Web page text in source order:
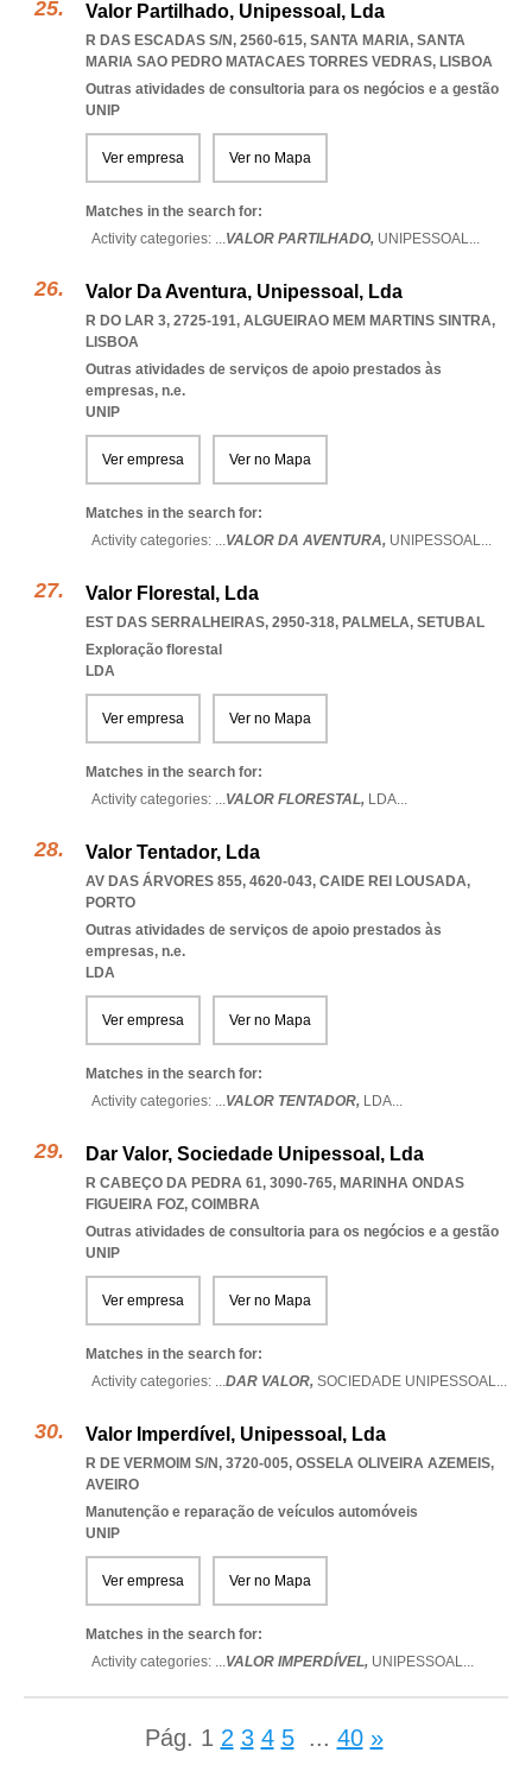
Valor Partilhado, Unipessoal, Lda
R DAS ESCADAS S/N, 2560-615, SANTA MARIA, SANTA
MARIA SAO PEDRO MATACAES TORRES VEDRAS, LISBOA
Outras atividades de consultoria para os negócios e a gestão
UNIP
Ver empresa Ver no Mapa
Matches in the search for:
Activity categories: ...VALOR PARTILHADO, UNIPESSOAL...
Valor Da Aventura, Unipessoal, Lda
R DO LAR 3, 2725-191, ALGUEIRAO MEM MARTINS SINTRA,
LISBOA
Outras atividades de serviços de apoio prestados às
empresas, n.e.
UNIP
Ver empresa Ver no Mapa
Matches in the search for:
Activity categories: ...VALOR DA AVENTURA, UNIPESSOAL...
Valor Florestal, Lda
EST DAS SERRALHEIRAS, 2950-318, PALMELA, SETUBAL
Exploração florestal
LDA
Ver empresa Ver no Mapa
Matches in the search for:
Activity categories: ...VALOR FLORESTAL, LDA...
Valor Tentador, Lda
AV DAS ÁRVORES 855, 4620-043, CAIDE REI LOUSADA,
PORTO
Outras atividades de serviços de apoio prestados às
empresas, n.e.
LDA
Ver empresa Ver no Mapa
Matches in the search for:
Activity categories: ...VALOR TENTADOR, LDA...
Dar Valor, Sociedade Unipessoal, Lda
R CABEÇO DA PEDRA 61, 3090-765, MARINHA ONDAS
FIGUEIRA FOZ, COIMBRA
Outras atividades de consultoria para os negócios e a gestão
UNIP
Ver empresa Ver no Mapa
Matches in the search for:
Activity categories: ...DAR VALOR, SOCIEDADE UNIPESSOAL...
Valor Imperdível, Unipessoal, Lda
R DE VERMOIM S/N, 3720-005, OSSELA OLIVEIRA AZEMEIS,
AVEIRO
Manutenção e reparação de veículos automóveis
UNIP
Ver empresa Ver no Mapa
Matches in the search for:
Activity categories: ...VALOR IMPERDÍVEL, UNIPESSOAL...
Pág. 1 2 3 4 5 ... 40 »